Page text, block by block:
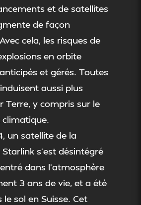
et de satellites
de façon
cela, les risques de
en orbite
et gérés. Toutes
aussi plus
Terre, y compris sur le
un satellite de la
s’est désintégré
dans l’atmosphère
3 ans de vie, et a été
le sol en Suisse. Cet